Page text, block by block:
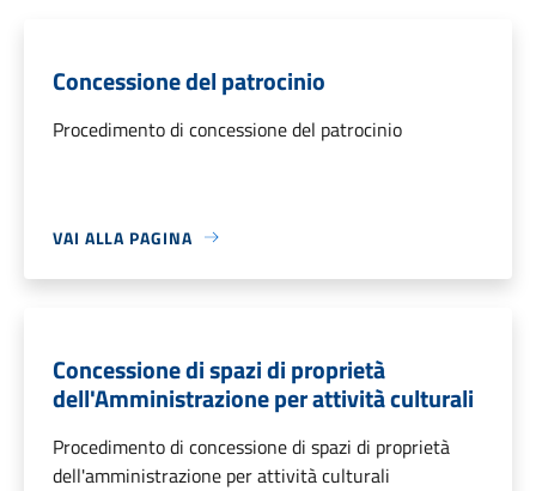
Concessione del patrocinio
Procedimento di concessione del patrocinio
VAI ALLA PAGINA
Concessione di spazi di proprietà
dell'Amministrazione per attività culturali
Procedimento di concessione di spazi di proprietà
dell'amministrazione per attività culturali